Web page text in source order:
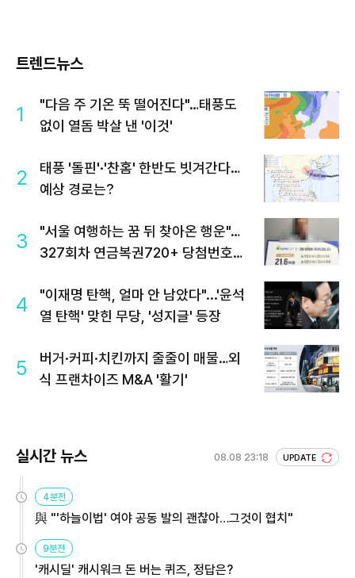
트렌드뉴스
1
"다음 주 기온 뚝 떨어진다"…태풍도
없이 열돔 박살 낸 '이것'
2
태풍 '돌핀'·'찬홈' 한반도 빗겨간다…
예상 경로는?
3
"서울 여행하는 꿈 뒤 찾아온 행운"…
327회차 연금복권720+ 당첨번호조
4
"이재명 탄핵, 얼마 안 남았다"...'윤석
열 탄핵' 맞힌 무당, '성지글' 등장
5
버거·커피·치킨까지 줄줄이 매물…외
식 프랜차이즈 M&A '활기'
실시간 뉴스 08.08 23:18 UPDATE
4분전
與 "'하늘이법' 여야 공동 발의 괜찮아…그것이 협치"
9분전
'캐시딜' 캐시워크 돈 버는 퀴즈, 정답은?